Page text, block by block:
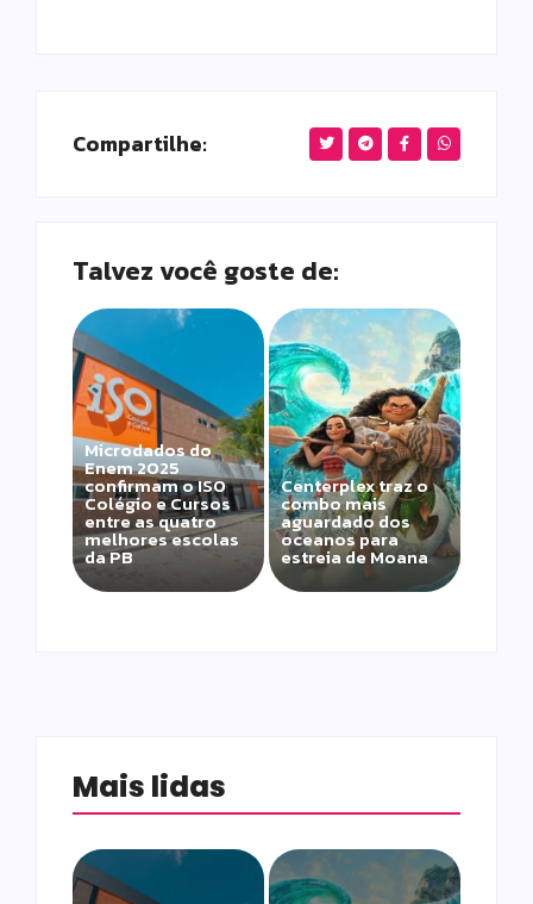
Compartilhe:
Talvez você goste de:
Microdados do
Enem 2025
confirmam o ISO
Colégio e Cursos
entre as quatro
melhores escolas
da PB
Centerplex traz o
combo mais
aguardado dos
oceanos para
estreia de Moana
Mais lidas